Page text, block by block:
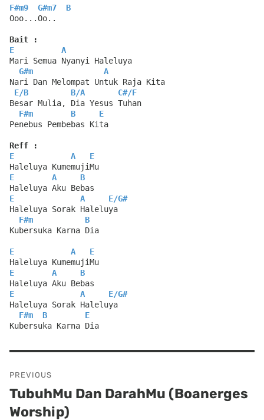
F#m9
G#m7
B
Ooo...Oo..
Bait :
E
A
Mari Semua Nyanyi Haleluya
G#m
A
Nari Dan Melompat Untuk Raja Kita
E/B B/A C#/F
Besar Mulia, Dia Yesus Tuhan
F#m
B
E
Penebus Pembebas Kita
Reff :
E
A
E
Haleluya KumemujiMu
E
A
B
Haleluya Aku Bebas
E
A E/G#
Haleluya Sorak Haleluya
F#m
B
Kubersuka Karna Dia
E A
E
Haleluya KumemujiMu
E
A
B
Haleluya Aku Bebas
E
A E/G#
Haleluya Sorak Haleluya
F#m
B
E
Kubersuka Karna Dia
navigation
PREVIOUS
Previous
post:
TubuhMu Dan DarahMu (Boanerges
Worship)